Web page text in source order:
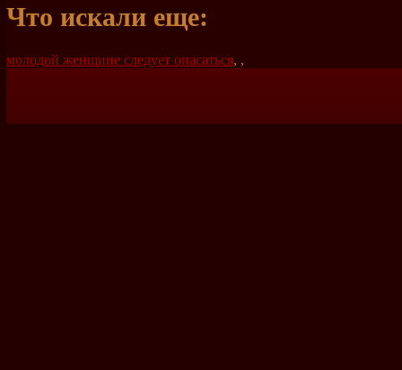
Что искали еще:
молодой женщине следует опасаться, ,